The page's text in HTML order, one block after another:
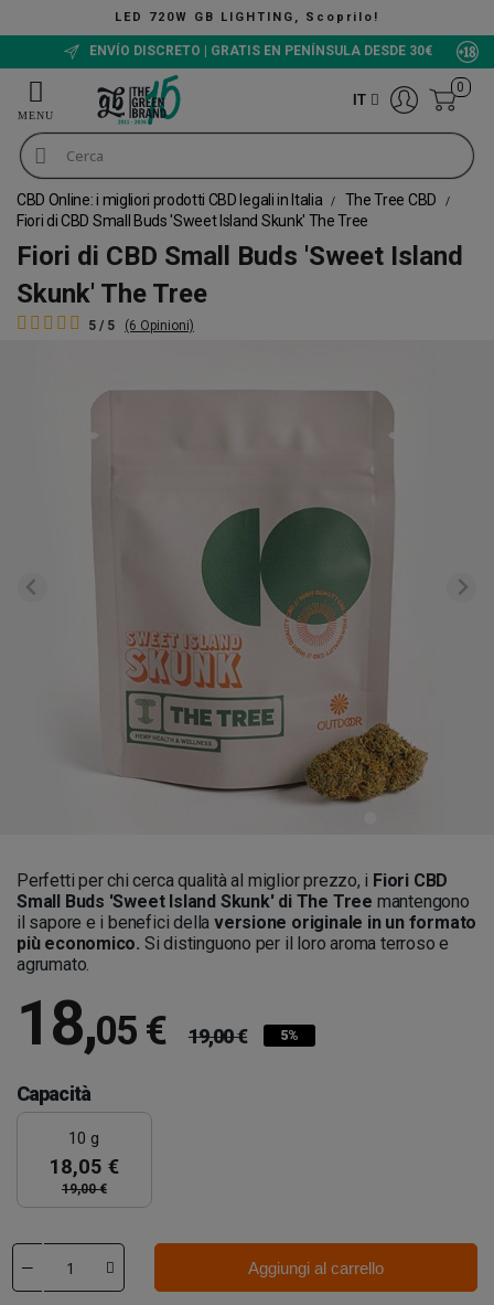
720W GB LIGHTING, Scoprilo!
ENVÍO DISCRETO | GRATIS EN PENÍNSULA DESDE 30€
IT
0
CBD Online: i migliori prodotti CBD legali in Italia
The Tree CBD
Fiori di CBD Small Buds 'Sweet Island Skunk' The Tree
Fiori di CBD Small Buds 'Sweet Island
Skunk' The Tree
5 / 5 (6 Opinioni)
Perfetti per chi cerca qualità al miglior prezzo, i Fiori CBD
Small Buds 'Sweet Island Skunk' di The Tree mantengono
il sapore e i benefici della versione originale in un formato
più economico. Si distinguono per il loro aroma terroso e
agrumato.
18,05 € 19,00 € 5%
Capacità
10 g
18,05 €
19,00 €
Aggiungi al carrello